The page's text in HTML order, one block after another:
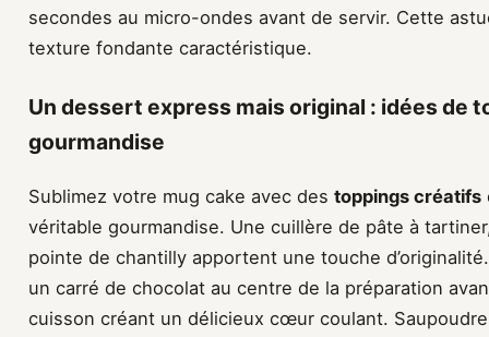
secondes au micro-ondes avant de servir. Cette
texture fondante caractéristique.
Un dessert express mais original : idées de
gourmandise
Sublimez votre mug cake avec des toppings créatifs
véritable gourmandise. Une cuillère de pâte à
pointe de chantilly apportent une touche
un carré de chocolat au centre de la préparation
cuisson créant un délicieux cœur coulant.